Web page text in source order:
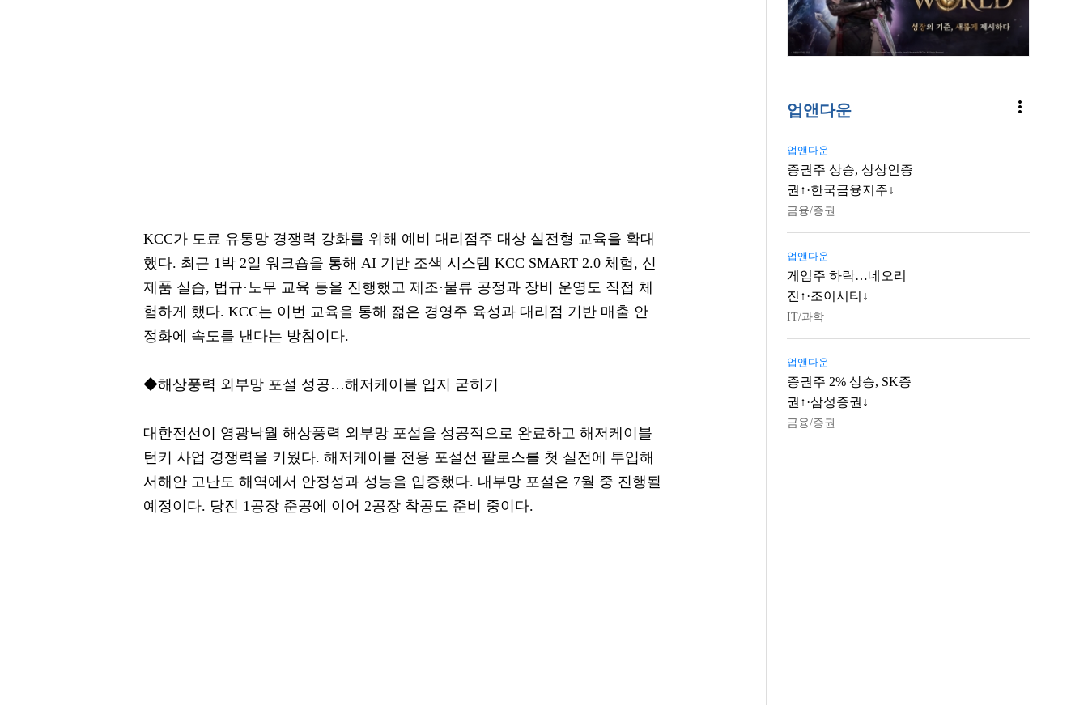
KCC가 도료 유통망 경쟁력 강화를 위해 예비 대리점주 대상 실전형 교육을 확대
했다. 최근 1박 2일 워크숍을 통해 AI 기반 조색 시스템 KCC SMART 2.0 체험, 신
제품 실습, 법규·노무 교육 등을 진행했고 제조·물류 공정과 장비 운영도 직접 체
험하게 했다. KCC는 이번 교육을 통해 젊은 경영주 육성과 대리점 기반 매출 안
정화에 속도를 낸다는 방침이다.
◆해상풍력 외부망 포설 성공…해저케이블 입지 굳히기
대한전선이 영광낙월 해상풍력 외부망 포설을 성공적으로 완료하고 해저케이블
턴키 사업 경쟁력을 키웠다. 해저케이블 전용 포설선 팔로스를 첫 실전에 투입해
서해안 고난도 해역에서 안정성과 성능을 입증했다. 내부망 포설은 7월 중 진행될
예정이다. 당진 1공장 준공에 이어 2공장 착공도 준비 중이다.
업앤다운 more_vert
업앤다운
증권주 상승, 상상인증
권↑·한국금융지주↓
금융/증권
업앤다운
게임주 하락…네오리
진↑·조이시티↓
IT/과학
업앤다운
증권주 2% 상승, SK증
권↑·삼성증권↓
금융/증권